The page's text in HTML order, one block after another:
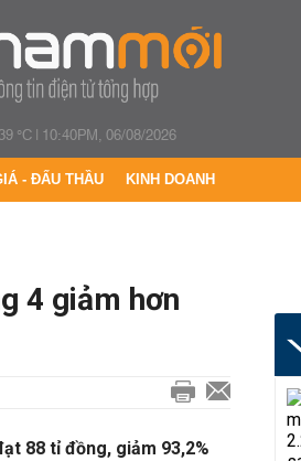
°C| 10:40PM, 06/08/2026
- ĐẤU THẦU KINH DOANH
4 giảm hơn
88 tỉ đồng, giảm 93,2%